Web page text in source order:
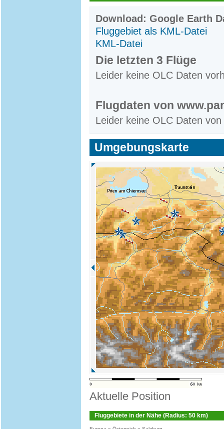
Download: Google Earth
Fluggebiet als KML-Datei
KML-Datei
Die letzten 3 Flüge
Leider keine OLC Daten
Flugdaten von
Leider keine OLC Daten
Umgebungskarte
Aktuelle Position
Fluggebiete in der Nähe (Radius: 50 km)